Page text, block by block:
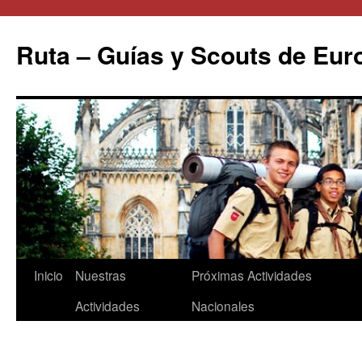
contenido
Ruta – Guías y Scouts de
Inicio
Nuestras
Actividades
Próximas Actividades
Nacionales